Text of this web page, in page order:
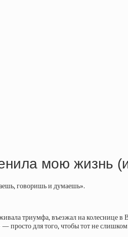
мою жизнь
говоришь и думаешь».
триумфа, въезжал на колеснице
просто для того, чтобы тот не слишком